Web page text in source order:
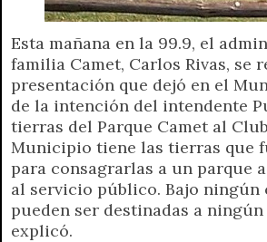
Esta mañana en la 99.9, el
familia Camet, Carlos Rivas, se
presentación que dejó en el
de la intención del intendente
tierras del Parque Camet al
Municipio tiene las tierras que
para consagrarlas a un parque
al servicio público. Bajo ningún
pueden ser destinadas a ningún
explicó.